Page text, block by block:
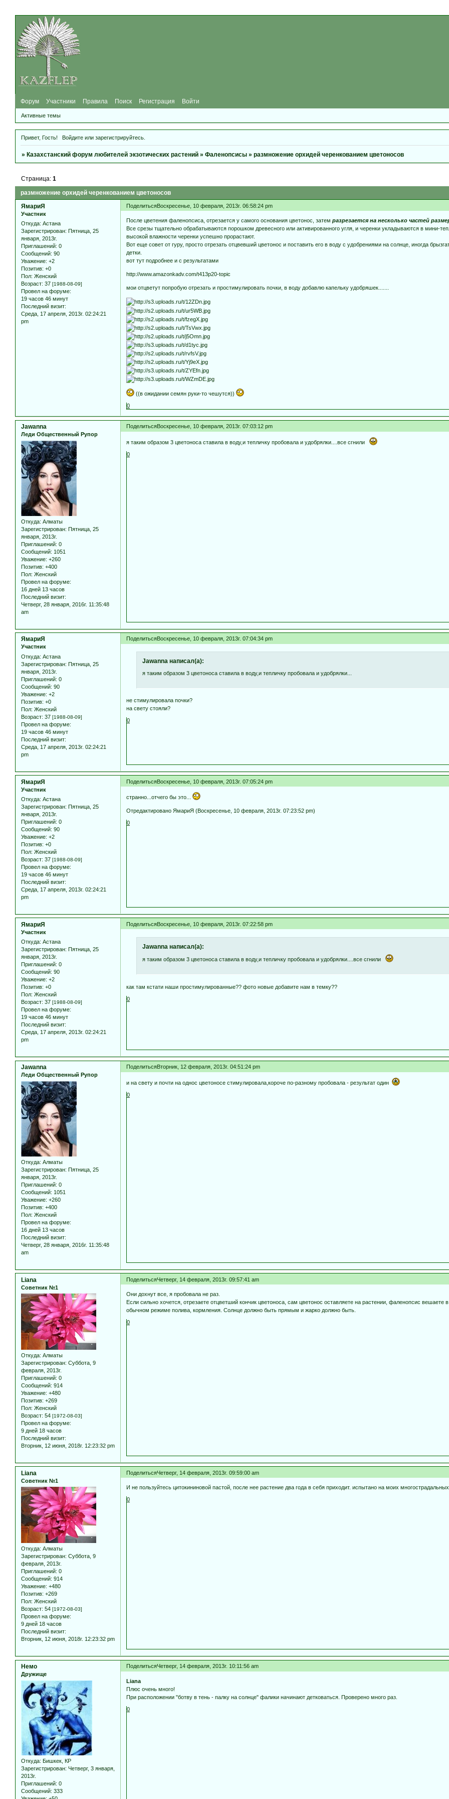
Форум Участники Правила Поиск Регистрация Войти
Активные темы
Привет, Гость! Войдитеили зарегистрируйтесь.
»Казахстанский форум любителей экзотических растений »Фаленопсисы »размножение орхидей черенкованием цветоносов
размножение орхидей черенкованием цветоносов
Страница:1
ПоделитьсяВоскресенье, 10 февраля, 2013г. 06:58:24 pm
ЯмариЯ
Участник
Откуда: Астана
Зарегистрирован: Пятница, 25
января, 2013г.
Приглашений: 0
Сообщений: 90
Уважение: +2
Позитив: +0
Пол: Женский
Возраст: 37 [1988-08-09]
Провел на форуме:
19 часов 46 минут
Последний визит:
Среда, 17 апреля, 2013г. 02:24:21
pm
После цветения фаленопсиса, отрезается у самого основания цветонос, затемразрезается на несколько частей
Все срезы тщательно обрабатываются порошком древесного или активированного угля, и черенки укладываются в мини-
высокой влажности черенки успешно прорастают.
Вот еще совет от гуру, просто отрезать отцвевший цветонос и поставить его в воду с удобрениями на солнце, иногда
детки.
вот тут подробнее и с результатами
http://www.amazonkadv.com/t413p20-topic
мои отцветут попробую отрезать и простимулировать почки, в воду добавлю капельку удобряшек.......
((в ожидании семян руки-то чешутся))
0
ПоделитьсяВоскресенье, 10 февраля, 2013г. 07:03:12 pm
Jawanna
Леди Общественный Рупор
Откуда: Алматы
Зарегистрирован: Пятница, 25
января, 2013г.
Приглашений: 0
Сообщений: 1051
Уважение: +260
Позитив: +400
Пол: Женский
Провел на форуме:
16 дней 13 часов
Последний визит:
Четверг, 28 января, 2016г. 11:35:48
am
я таким образом 3 цветоноса ставила в воду,и тепличку пробовала и удобрялки....все сгнили
0
ПоделитьсяВоскресенье, 10 февраля, 2013г. 07:04:34 pm
ЯмариЯ
Участник
Откуда: Астана
Зарегистрирован: Пятница, 25
января, 2013г.
Приглашений: 0
Сообщений: 90
Уважение: +2
Позитив: +0
Пол: Женский
Возраст: 37 [1988-08-09]
Провел на форуме:
19 часов 46 минут
Последний визит:
Среда, 17 апреля, 2013г. 02:24:21
pm
Jawanna написал(а):
я таким образом 3 цветоноса ставила в воду,и тепличку пробовала и удобрялки...
не стимулировала почки?
на свету стояли?
0
ПоделитьсяВоскресенье, 10 февраля, 2013г. 07:05:24 pm
ЯмариЯ
Участник
Откуда: Астана
Зарегистрирован: Пятница, 25
января, 2013г.
Приглашений: 0
Сообщений: 90
Уважение: +2
Позитив: +0
Пол: Женский
Возраст: 37 [1988-08-09]
Провел на форуме:
19 часов 46 минут
Последний визит:
Среда, 17 апреля, 2013г. 02:24:21
pm
странно...отчего бы это...
Отредактировано ЯмариЯ (Воскресенье, 10 февраля, 2013г. 07:23:52 pm)
0
ПоделитьсяВоскресенье, 10 февраля, 2013г. 07:22:58 pm
ЯмариЯ
Участник
Откуда: Астана
Зарегистрирован: Пятница, 25
января, 2013г.
Приглашений: 0
Сообщений: 90
Уважение: +2
Позитив: +0
Пол: Женский
Возраст: 37 [1988-08-09]
Провел на форуме:
19 часов 46 минут
Последний визит:
Среда, 17 апреля, 2013г. 02:24:21
pm
Jawanna написал(а):
я таким образом 3 цветоноса ставила в воду,и тепличку пробовала и удобрялки....все сгнили
как там кстати наши простимулированные?? фото новые добавите нам в темку??
0
ПоделитьсяВторник, 12 февраля, 2013г. 04:51:24 pm
Jawanna
Леди Общественный Рупор
Откуда: Алматы
Зарегистрирован: Пятница, 25
января, 2013г.
Приглашений: 0
Сообщений: 1051
Уважение: +260
Позитив: +400
Пол: Женский
Провел на форуме:
16 дней 13 часов
Последний визит:
Четверг, 28 января, 2016г. 11:35:48
am
и на свету и почти на однос цветоносе стимулировала,короче по-разному пробовала - результат один
0
ПоделитьсяЧетверг, 14 февраля, 2013г. 09:57:41 am
Liana
Советник №1
Откуда: Алматы
Зарегистрирован: Суббота, 9
февраля, 2013г.
Приглашений: 0
Сообщений: 914
Уважение: +480
Позитив: +269
Пол: Женский
Возраст: 54 [1972-08-03]
Провел на форуме:
9 дней 18 часов
Последний визит:
Вторник, 12 июня, 2018г. 12:23:32 pm
Они дохнут все, я пробовала не раз.
Если сильно хочется, отрезаете отцветший кончик цветоноса, сам цветонос оставляете на растении, фаленопсис
обычном режиме полива, кормления. Солнце должно быть прямым и жарко должно быть.
0
ПоделитьсяЧетверг, 14 февраля, 2013г. 09:59:00 am
Liana
Советник №1
Откуда: Алматы
Зарегистрирован: Суббота, 9
февраля, 2013г.
Приглашений: 0
Сообщений: 914
Уважение: +480
Позитив: +269
Пол: Женский
Возраст: 54 [1972-08-03]
Провел на форуме:
9 дней 18 часов
Последний визит:
Вторник, 12 июня, 2018г. 12:23:32 pm
И не пользуйтесь цитокининовой пастой, после нее растение два года в себя приходит. испытано на моих
0
ПоделитьсяЧетверг, 14 февраля, 2013г. 10:11:56 am
Немо
Дружище
Откуда: Бишкек, КР
Зарегистрирован: Четверг, 3 января,
2013г.
Приглашений: 0
Сообщений: 333
Liana
Плюс очень много!
При расположении "ботву в тень - палку на солнце" фалики начинают детковаться. Проверено много раз.
0